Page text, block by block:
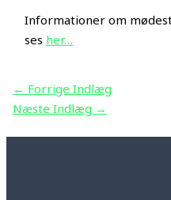
Informationer om
ses her…
← Forrige Indlæg
Næste Indlæg →